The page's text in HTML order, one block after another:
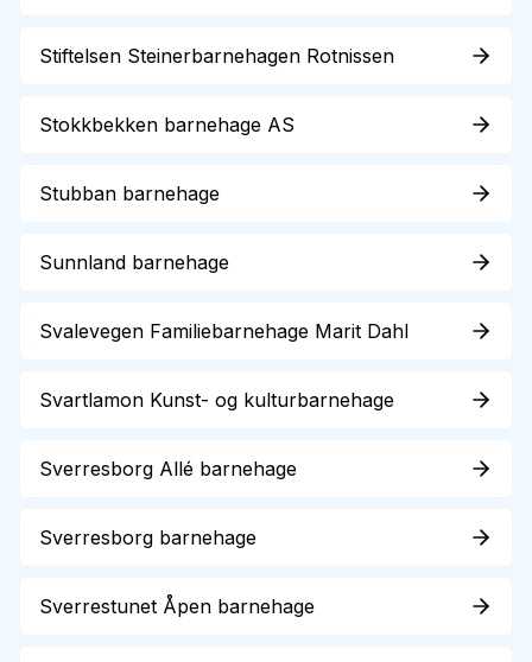
Stiftelsen Steinerbarnehagen Rotnissen
Stokkbekken barnehage AS
Stubban barnehage
Sunnland barnehage
Svalevegen Familiebarnehage Marit Dahl
Svartlamon Kunst- og kulturbarnehage
Sverresborg Allé barnehage
Sverresborg barnehage
Sverrestunet Åpen barnehage